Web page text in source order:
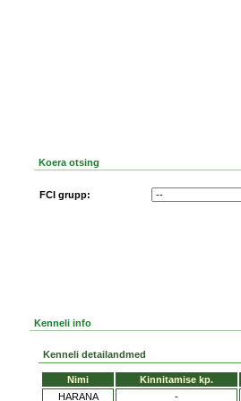
Koera otsing
FCI grupp:
Kenneli info
Kenneli detailandmed
Nimi Kinnitamise kp.
HARANA
-